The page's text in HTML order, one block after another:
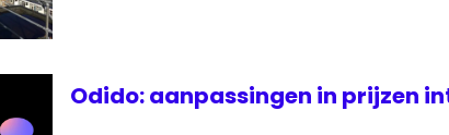
Odido: aanpassingen in prijzen